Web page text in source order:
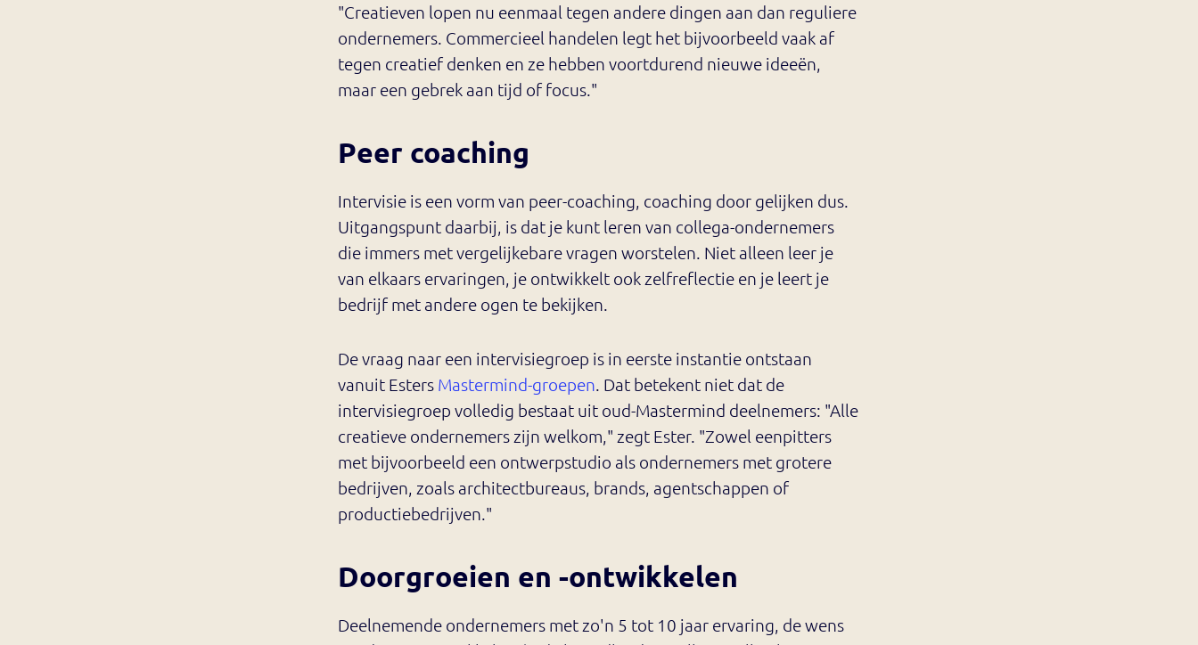
"Creatieven lopen nu eenmaal tegen andere dingen aan dan reguliere
ondernemers. Commercieel handelen legt het bijvoorbeeld vaak af
tegen creatief denken en ze hebben voortdurend nieuwe ideeën,
maar een gebrek aan tijd of focus."
Peer coaching
Intervisie is een vorm van peer-coaching, coaching door gelijken dus.
Uitgangspunt daarbij, is dat je kunt leren van collega-ondernemers
die immers met vergelijkebare vragen worstelen. Niet alleen leer je
van elkaars ervaringen, je ontwikkelt ook zelfreflectie en je leert je
bedrijf met andere ogen te bekijken.
De vraag naar een intervisiegroep is in eerste instantie ontstaan
vanuit Esters Mastermind-groepen. Dat betekent niet dat de
intervisiegroep volledig bestaat uit oud-Mastermind deelnemers: "Alle
creatieve ondernemers zijn welkom," zegt Ester. "Zowel eenpitters
met bijvoorbeeld een ontwerpstudio als ondernemers met grotere
bedrijven, zoals architectbureaus, brands, agentschappen of
productiebedrijven."
Doorgroeien en -ontwikkelen
Deelnemende ondernemers met zo'n 5 tot 10 jaar ervaring, de wens